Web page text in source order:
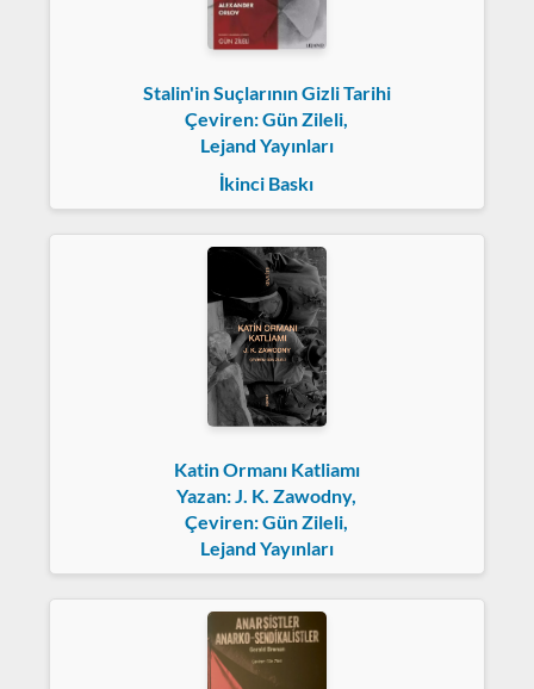
Stalin'in Suçlarının Gizli Tarihi
Çeviren: Gün Zileli,
Lejand Yayınları
İkinci Baskı
Katin Ormanı Katliamı
Yazan: J. K. Zawodny,
Çeviren: Gün Zileli,
Lejand Yayınları